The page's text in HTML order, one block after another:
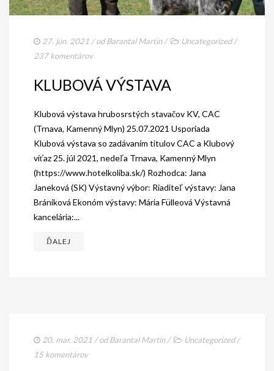
27. jún. 2021 / odBarantal Martin/ Uncategorized/
237 komentárov
KLUBOVÁ VÝSTAVA
Klubová výstava hrubosrstých stavačov KV, CAC
(Trnava, Kamenný Mlyn) 25.07.2021 Usporiada
Klubová výstava so zadávaním titulov CAC a Klubový
víťaz 25. júl 2021, nedeľa Trnava, Kamenný Mlyn
(https://www.hotelkoliba.sk/) Rozhodca: Jana
Janeková (SK) Výstavný výbor: Riaditeľ výstavy: Jana
Brániková Ekonóm výstavy: Mária Fülleová Výstavná
kancelária:...
ĎALEJ
20. mar. 2021 / odBarantal Martin/ Uncategorized/
15 komentárov